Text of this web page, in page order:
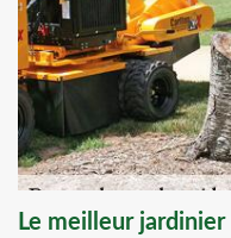
Le meilleur